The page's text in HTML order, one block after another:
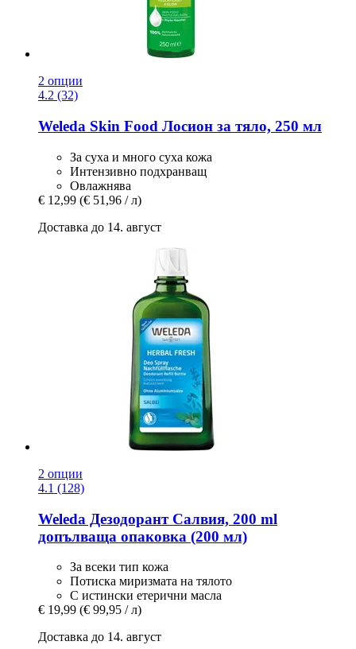
2 опции
4.2 (32)
Weleda Skin Food Лосион за тяло, 250 мл
За суха и много суха кожа
Интензивно подхранващ
Овлажнява
€ 12,99 (€ 51,96 / л)
Доставка до 14. август
2 опции
4.1 (128)
Weleda Дезодорант Салвия, 200 ml
допълваща опаковка (200 мл)
За всеки тип кожа
Потиска миризмата на тялото
С истински етерични масла
€ 19,99 (€ 99,95 / л)
Доставка до 14. август